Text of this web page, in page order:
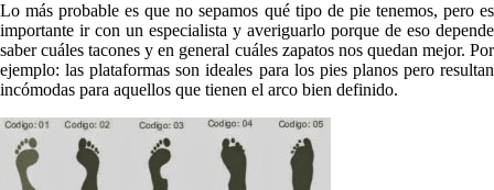
Lo más probable es que no sepamos qué tipo de pie tenemos, pero es
importante ir con un especialista y averiguarlo porque de eso depende
saber cuáles tacones y en general cuáles zapatos nos quedan mejor. Por
ejemplo: las plataformas son ideales para los pies planos pero resultan
incómodas para aquellos que tienen el arco bien definido.